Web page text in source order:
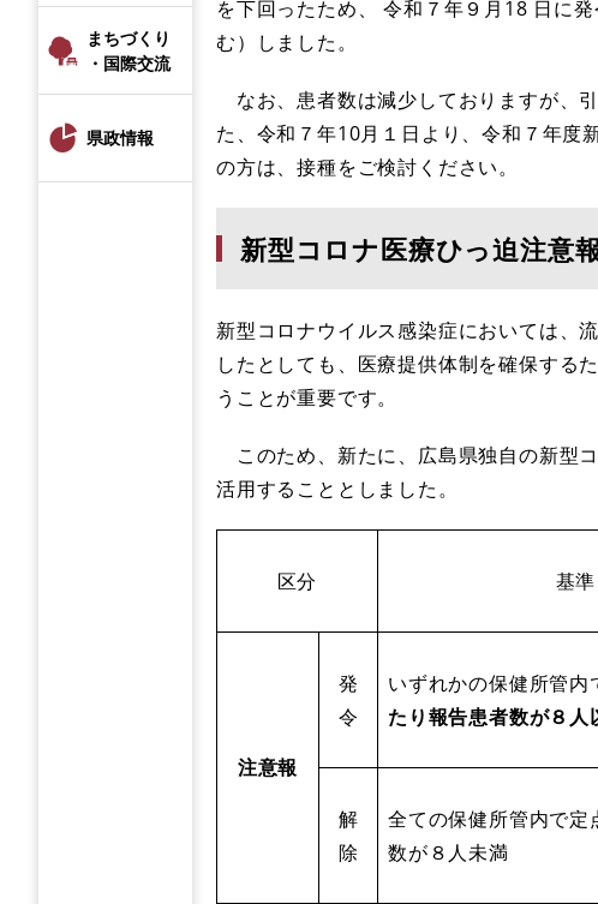
まちづくり
・国際交流
県政情報
を下回ったため、 令和７年９月18 日に
む）しました。
なお、患者数は減少しておりますが、
た、令和７年10月１日より、令和７年度
の方は、接種をご検討ください。
新型コロナ医療ひっ迫注意
新型コロナウイルス感染症においては、
したとしても、医療提供体制を確保する
うことが重要です。
このため、新たに、広島県独自の新型
活用することとしました。
区分 基準
注意報
発
令
いずれかの保健所管内
たり報告患者数が８人
解
除
全ての保健所管内で定
数が８人未満